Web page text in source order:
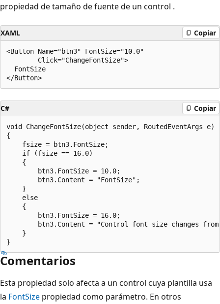
propiedad de tamaño de fuente de un control .
XAML Copiar
<Button Name="btn3" FontSize="10.0"
        Click="ChangeFontSize">
  FontSize
C# Copiar
void ChangeFontSize(object sender, RoutedEventArgs e)
{
    fsize = btn3.FontSize;
    if (fsize == 16.0)
    {
        btn3.FontSize = 10.0;
        btn3.Content = "FontSize";
    }
    else
    {
        btn3.FontSize = 16.0;
btn3.Content = "Control font size changes
    }
Comentarios
Esta propiedad solo afecta a un control cuya plantilla usa
la FontSize propiedad como parámetro. En otros